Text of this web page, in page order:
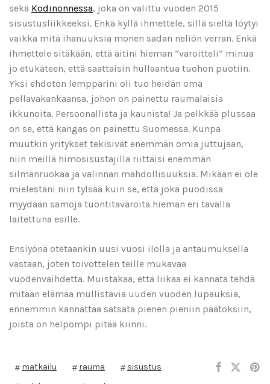
sekä Kodinonnessa, joka on valittu vuoden 2015
sisustusliikkeeksi. Enkä kyllä ihmettele, sillä sieltä löytyi
vaikka mitä ihanuuksia monen sadan neliön verran. Enkä
ihmettele sitäkään, että äitini hieman ”varoitteli” minua
jo etukäteen, että saattaisin hullaantua tuohon puotiin.
Yksi ehdoton lempparini oli tuo heidän oma
pellavakankaansa, johon on painettu raumalaisia
ikkunoita. Persoonallista ja kaunista! Ja pelkkää plussaa
on se, että kangas on painettu Suomessa. Kunpa
muutkin yritykset tekisivät enemmän omia juttujaan,
niin meillä himosisustajilla riittäisi enemmän
silmänruokaa ja valinnan mahdollisuuksia. Mikään ei ole
mielestäni niin tylsää kuin se, että joka puodissa
myydään samoja tuontitavaroita hieman eri tavalla
laitettuna esille.
Ensiyönä otetaankin uusi vuosi ilolla ja antaumuksella
vastaan, joten toivottelen teille mukavaa
vuodenvaihdetta. Muistakaa, että liikaa ei kannata tehdä
mitään elämää mullistavia uuden vuoden lupauksia,
ennemmin kannattaa satsata pienen pieniin päätöksiin,
joista on helpompi pitää kiinni.
matkailu rauma
sisustus